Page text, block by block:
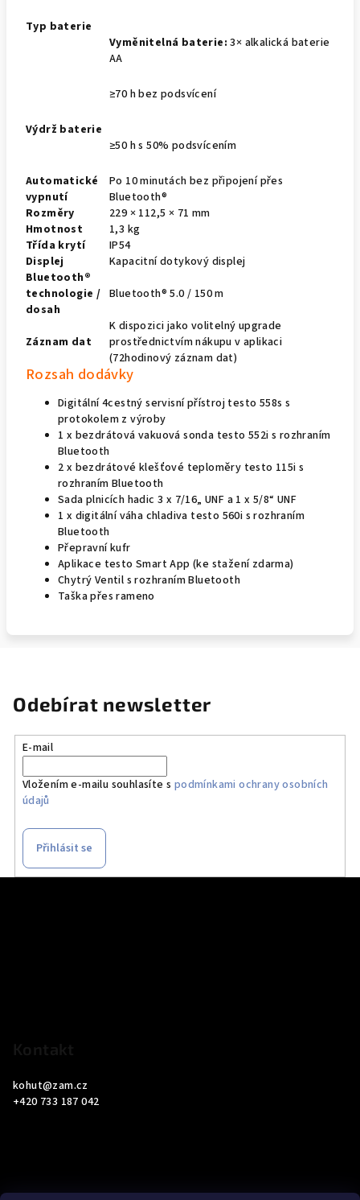
Typ baterie
Vyměnitelná baterie: 3× alkalická baterie
AA
Výdrž baterie
≥70 h bez podsvícení
≥50 h s 50% podsvícením
Automatické
vypnutí
Po 10 minutách bez připojení přes
Bluetooth®
Rozměry
229 × 112,5 × 71 mm
Hmotnost
1,3 kg
Třída krytí
IP54
Displej
Kapacitní dotykový displej
Bluetooth®
technologie /
dosah
Bluetooth® 5.0 / 150 m
Záznam dat
K dispozici jako volitelný upgrade
prostřednictvím nákupu v aplikaci
(72hodinový záznam dat)
Rozsah dodávky
Digitální 4cestný servisní přístroj testo 558s s
protokolem z výroby
1 x bezdrátová vakuová sonda testo 552i s rozhraním
Bluetooth
2 x bezdrátové klešťové teploměry testo 115i s
rozhraním Bluetooth
Sada plnicích hadic 3 x 7/16„ UNF a 1 x 5/8“ UNF
1 x digitální váha chladiva testo 560i s rozhraním
Bluetooth
Přepravní kufr
Aplikace testo Smart App (ke stažení zdarma)
Chytrý Ventil s rozhraním Bluetooth
Taška přes rameno
Odebírat newsletter
E-mail
Vložením e-mailu souhlasíte s podmínkami ochrany osobních
údajů
Přihlásit se
kohut@zam.cz
+420 733 187 042